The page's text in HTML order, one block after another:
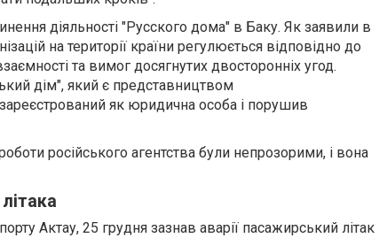
діяльності "Русского дома" в Баку. Як заявили в
на території країни регулюється відповідно до
та вимог досягнутих двосторонніх угод.
дім", який є представництвом
як юридична особа і порушив
російського агентства були непрозорими, і вона
Актау, 25 грудня зазнав аварії пасажирський літак